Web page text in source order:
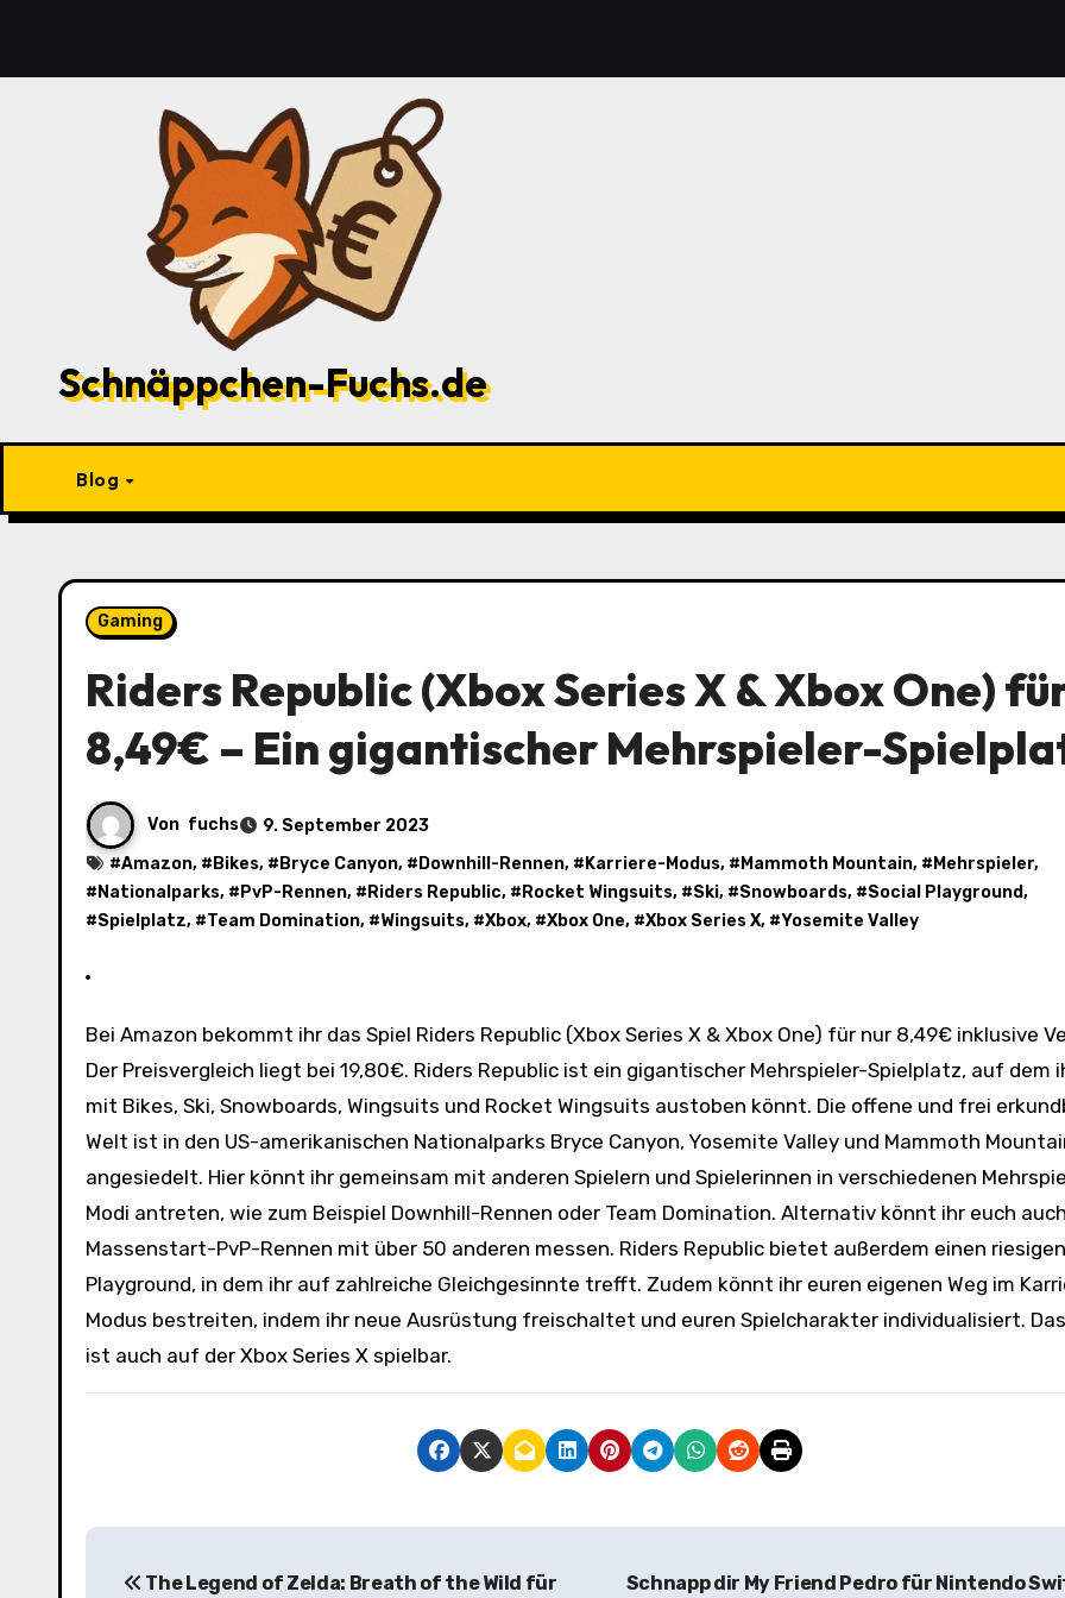
springen
Schnäppchen-Fuchs.de
Blog
Gaming
Riders Republic (Xbox Series X & Xbox One)
8,49€ – Ein gigantischer Mehrspieler-
Von fuchs
9. September 2023
#Amazon, # Bikes, # Bryce Canyon, # Downhill-Rennen, # Karriere-Modus, # Mammoth Mountain, # Mehrspieler,
# Nationalparks, # PvP-Rennen, # Riders Republic, # Rocket Wingsuits, #Ski, #Snowboards, #Social Playground,
#Spielplatz, #Team Domination, #Wingsuits, #Xbox, #Xbox One, #Xbox Series X, #Yosemite Valley
Bei Amazon bekommt ihr das Spiel Riders Republic (Xbox Series X & Xbox One) für nur 8,49€ inklusive Versand.
Der Preisvergleich liegt bei 19,80€. Riders Republic ist ein gigantischer Mehrspieler-Spielplatz, auf dem
mit Bikes, Ski, Snowboards, Wingsuits und Rocket Wingsuits austoben könnt. Die offene und frei
Welt ist in den US-amerikanischen Nationalparks Bryce Canyon, Yosemite Valley und Mammoth
angesiedelt. Hier könnt ihr gemeinsam mit anderen Spielern und Spielerinnen in verschiedenen
Modi antreten, wie zum Beispiel Downhill-Rennen oder Team Domination. Alternativ könnt ihr euch
Massenstart-PvP-Rennen mit über 50 anderen messen. Riders Republic bietet außerdem einen
Playground, in dem ihr auf zahlreiche Gleichgesinnte trefft. Zudem könnt ihr euren eigenen Weg im
Modus bestreiten, indem ihr neue Ausrüstung freischaltet und euren Spielcharakter individualisiert.
ist auch auf der Xbox Series X spielbar.
B
The Legend of Zelda: Breath of the Wild für
Schnapp dir My Friend Pedro für Nintendo